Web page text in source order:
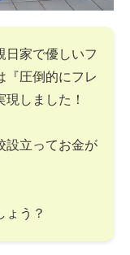
日家で優しいフ
『圧倒的にフレ
しました！
設立ってお金が
ょう？